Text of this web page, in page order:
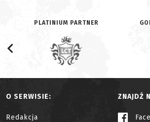
PLATINIUM PARTNER
O SERWISIE:
Redakcja
ZNAJDŹ